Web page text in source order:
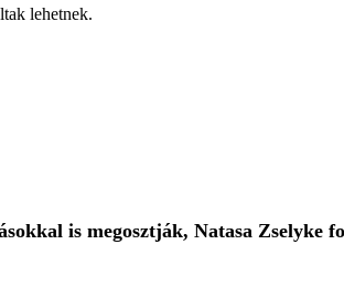
lehetnek.
is megosztják, Natasa Zselyke